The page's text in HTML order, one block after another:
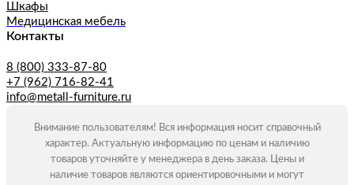
Шкафы
Медицинская мебель
Контакты
8 (800) 333-87-80
+7 (962) 716-82-41
info@metall-furniture.ru
Внимание пользователям! Вся информация носит справочный
характер. Актуальную информацию по ценам и наличию
товаров уточняйте у менеджера в день заказа. Цены и
наличие товаров являются ориентировочными и могут